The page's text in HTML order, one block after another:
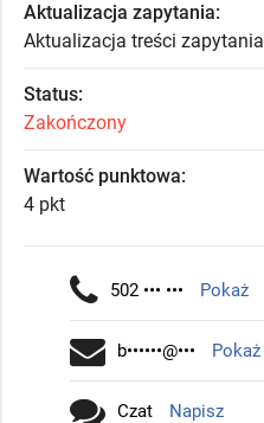
Aktualizacja zapytania:
Aktualizacja treści zapytania
Status:
Zakończony
Wartość punktowa:
4 pkt
502 ••• ••• Pokaż
b••••••@••• Pokaż
Czat Napisz